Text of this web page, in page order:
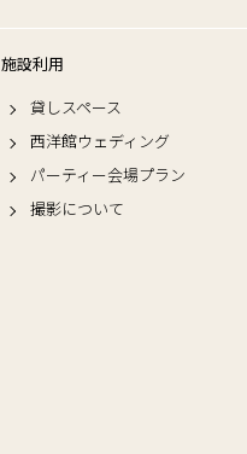
施設利用
貸しスペース
西洋館ウェディング
パーティー会場プラン
撮影について